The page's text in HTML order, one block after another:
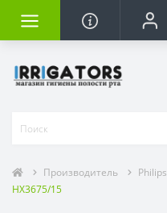
Производитель Philips
HX3675/15